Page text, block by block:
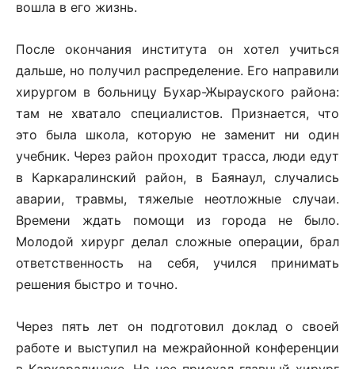
вошла в его жизнь.
После окончания института он хотел учиться
дальше, но получил распределение. Его направили
хирургом в больницу Бухар-Жырауского района:
там не хватало специалистов. Признается, что
это была школа, которую не заменит ни один
учебник. Через район проходит трасса, люди едут
в Каркаралинский район, в Баянаул, случались
аварии, травмы, тяжелые неотложные случаи.
Времени ждать помощи из города не было.
Молодой хирург делал сложные операции, брал
ответственность на себя, учился принимать
решения быстро и точно.
Через пять лет он подготовил доклад о своей
работе и выступил на межрайонной конференции